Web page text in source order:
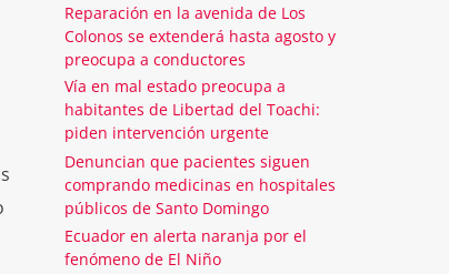
Reparación en la avenida de Los
Colonos se extenderá hasta agosto y
preocupa a conductores
Vía en mal estado preocupa a
habitantes de Libertad del Toachi:
piden intervención urgente
Denuncian que pacientes siguen
comprando medicinas en hospitales
públicos de Santo Domingo
Ecuador en alerta naranja por el
fenómeno de El Niño